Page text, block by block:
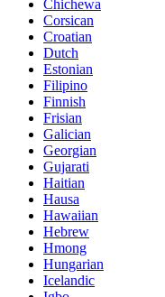
Chichewa
Corsican
Croatian
Dutch
Estonian
Filipino
Finnish
Frisian
Galician
Georgian
Gujarati
Haitian
Hausa
Hawaiian
Hebrew
Hmong
Hungarian
Icelandic